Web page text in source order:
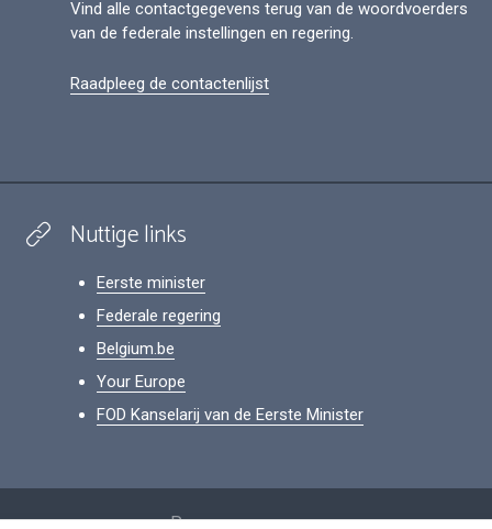
Vind alle contactgegevens terug van de woordvoerders
van de federale instellingen en regering.
Raadpleeg de contactenlijst
Nuttige links
Eerste minister
Federale regering
Belgium.be
Your Europe
FOD Kanselarij van de Eerste Minister
Persoonsgegevens